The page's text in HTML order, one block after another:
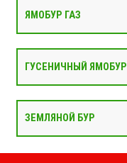
ЯМОБУР ГАЗ
ГУСЕНИЧНЫЙ ЯМОБУР
ЗЕМЛЯНОЙ БУР